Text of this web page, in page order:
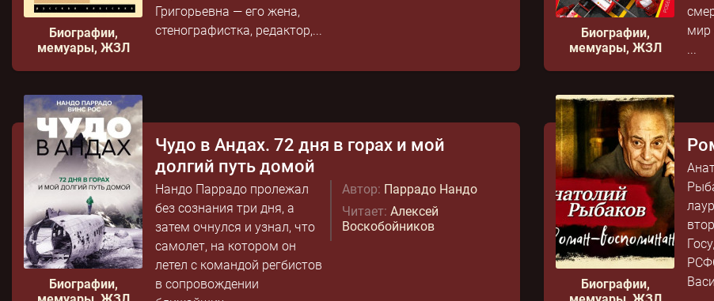
Биографии,
мемуары, ЖЗЛ
Григорьевна — его жена,
стенографистка, редактор,...
Биографии,
мемуары, ЖЗЛ
мир
...
Биографии,
Чудо в Андах. 72 дня в горах и мой
долгий путь домой
Автор: Паррадо Нандо
Читает: Алексей
Воскобойников
Нандо Паррадо пролежал
без сознания три дня, а
затем очнулся и узнал, что
самолет, на котором он
летел с командой регбистов
в сопровождении
Биографии,